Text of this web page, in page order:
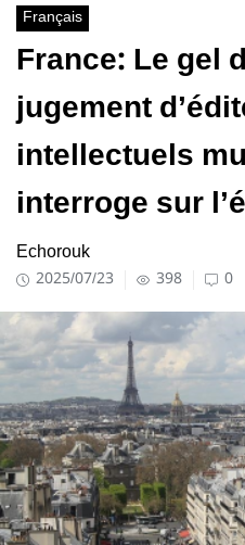
Français
France: Le gel
jugement
intellectuels
interroge sur
Echorouk
2025/07/23 398 0